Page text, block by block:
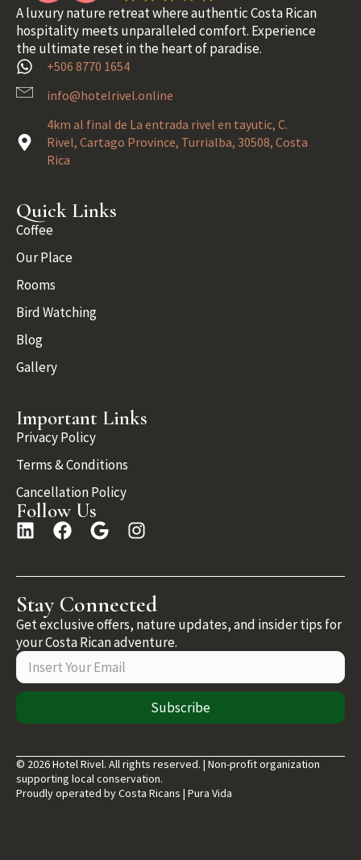
A luxury nature retreat where authentic Costa Rican
hospitality meets unparalleled comfort. Experience
the ultimate reset in the heart of paradise.
+506 8770 1654
info@hotelrivel.online
4km al final de La entrada rivel en tayutic, C.
Rivel, Cartago Province, Turrialba, 30508, Costa
Rica
Quick Links
Coffee
Our Place
Rooms
Bird Watching
Blog
Gallery
Important Links
Privacy Policy
Terms & Conditions
Cancellation Policy
Follow Us
Stay Connected
Get exclusive offers, nature updates, and insider tips for
your Costa Rican adventure.
Subscribe
© 2026 Hotel Rivel. All rights reserved. | Non-profit organization
supporting local conservation.
Proudly operated by Costa Ricans | Pura Vida